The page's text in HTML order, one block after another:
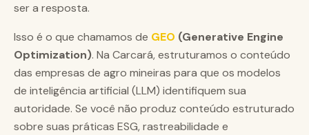
ser a resposta.
Isso é o que chamamos de GEO (Generative Engine
Optimization). Na Carcará, estruturamos o conteúdo
das empresas de agro mineiras para que os modelos
de inteligência artificial (LLM) identifiquem sua
autoridade. Se você não produz conteúdo estruturado
sobre suas práticas ESG, rastreabilidade e